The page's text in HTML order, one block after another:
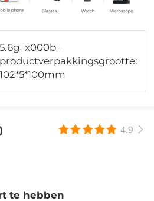
5.6g_x000b_
productverpakkingsgrootte:
102*5*100mm
4.9
te hebben